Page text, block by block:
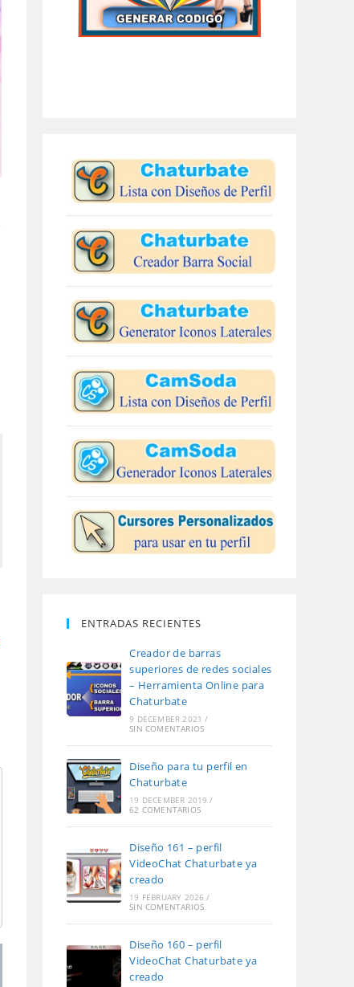
ENTRADAS RECIENTES
Creador de barras
superiores de redes sociales
– Herramienta Online para
Chaturbate
9 DECEMBER 2021 /
SIN COMENTARIOS
Diseño para tu perfil en
Chaturbate
19 DECEMBER 2019 /
62 COMENTARIOS
Diseño 161 – perfil
VideoChat Chaturbate ya
creado
19 FEBRUARY 2026 /
SIN COMENTARIOS
Diseño 160 – perfil
VideoChat Chaturbate ya
creado